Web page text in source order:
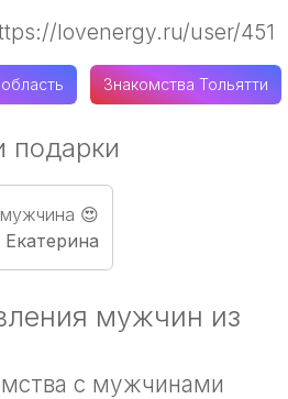
lovenergy.ru/user/451
Знакомства Тольятти
😍
Екатерина
мужчин из
с мужчинами